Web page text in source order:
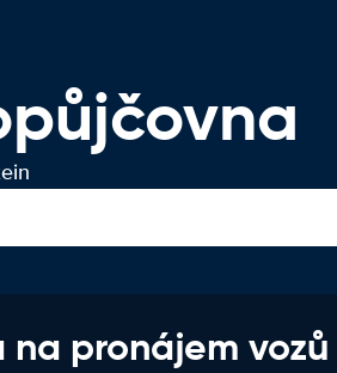
na pronájem vozů